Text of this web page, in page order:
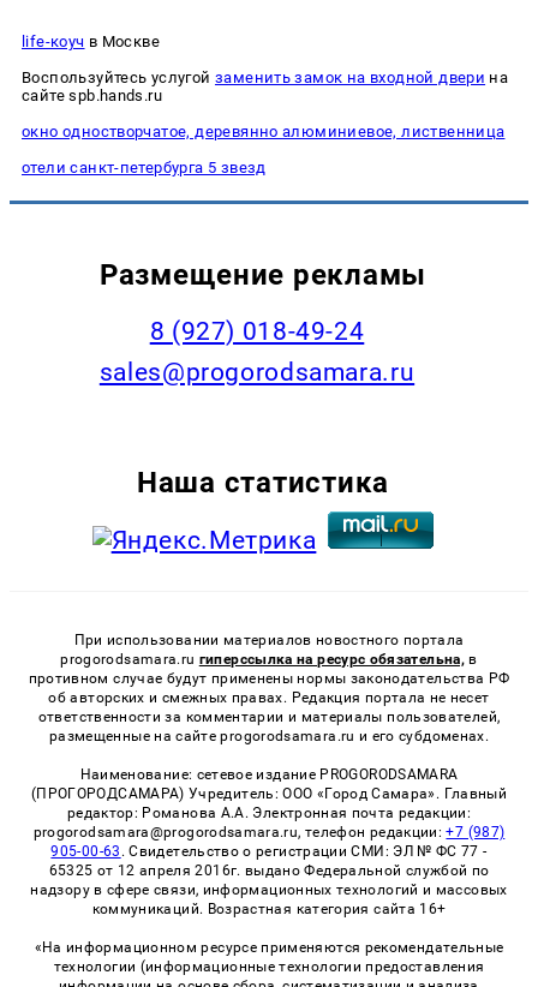
life-коуч в Москве
Воспользуйтесь услугой заменить замок на входной двери на
сайте spb.hands.ru
окно одностворчатое, деревянно алюминиевое, лиственница
отели санкт-петербурга 5 звезд
Размещение рекламы
8 (927) 018-49-24
sales@progorodsamara.ru
Наша статистика
При использовании материалов новостного портала
progorodsamara.ru гиперссылка на ресурс обязательна, в
противном случае будут применены нормы законодательства РФ
об авторских и смежных правах. Редакция портала не несет
ответственности за комментарии и материалы пользователей,
размещенные на сайте progorodsamara.ru и его субдоменах.
Наименование: сетевое издание PROGORODSAMARA
(ПРОГОРОДСАМАРА) Учредитель: ООО «Город Самара». Главный
редактор: Романова А.А. Электронная почта редакции:
progorodsamara@progorodsamara.ru, телефон редакции:+7 (987)
905-00-63 . Свидетельство о регистрации СМИ: ЭЛ № ФС 77 -
65325 от 12 апреля 2016г. выдано Федеральной службой по
надзору в сфере связи, информационных технологий и массовых
коммуникаций. Возрастная категория сайта 16+
«На информационном ресурсе применяются рекомендательные
технологии (информационные технологии предоставления